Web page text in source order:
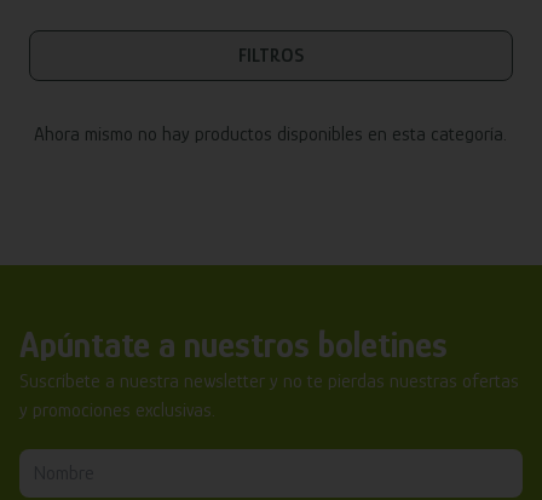
FILTROS
Ahora mismo no hay productos disponibles en esta categoría.
Apúntate a nuestros boletines
Suscríbete a nuestra newsletter y no te pierdas nuestras ofertas
y promociones exclusivas.